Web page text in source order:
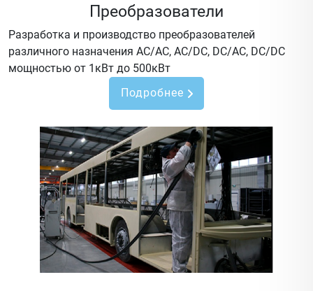
Преобразователи
Разработка и производство преобразователей
различного назначения AC/AC, AC/DC, DC/AC, DC/DC
мощностью от 1кВт до 500кВт
Подробнее